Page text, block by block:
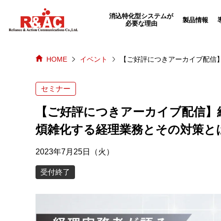
消込特化型システムが
必要な理由
製品情報
HOME イベント 【ご好評につきアーカイブ配
セミナー
【ご好評につきアーカイブ配信
煩雑化する経理業務とその対策と
2023年7月25日（火）
受付終了